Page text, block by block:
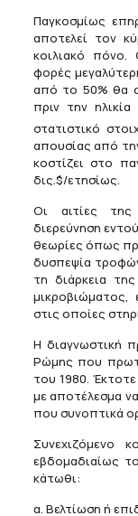
Παγκοσμίως
αποτελεί τον
κοιλιακό πόνο.
φορές
από το 50% θα
πριν την
στατιστικό
απουσίας από
κοστίζει στο
δις.$/ετησίως.
Οι αιτίες
διερεύνηση
θεωρίες όπως
δυσπεψία
τη διάρκεια
μικροβιώματος,
στις οποίες
Η διαγνωστική
Ρώμης που
του 1980.
με αποτέλεσμα
που συνοπτικά
Συνεχιζόμενο
εβδομαδιαίως
κάτωθι:
α. Βελτίωση ή